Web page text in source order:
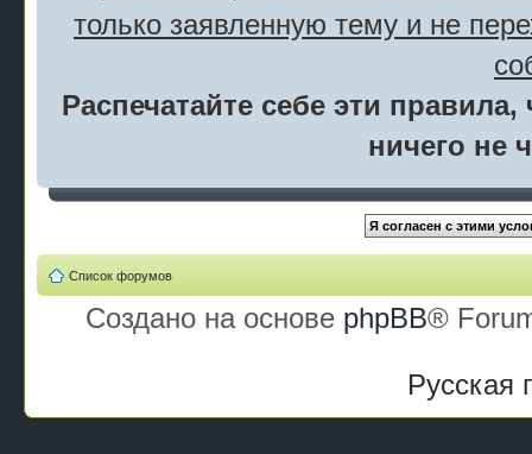
только заявленную тему и не
Распечатайте себе эти
ничего не
Список форумов
Создано на основе phpBB®
Русская